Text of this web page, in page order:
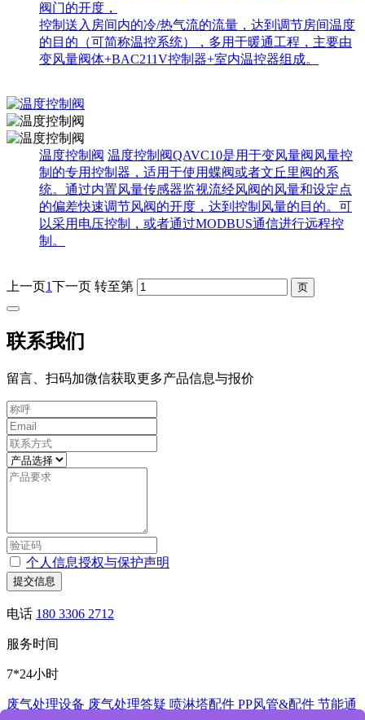
阀门的开度，
控制送入房间内的冷/热气流的流量，达到调节房间温度
的目的（可简称温控系统），多用于暖通工程，主要由
变风量阀体+BAC211V控制器+室内温控器组成。
温度控制阀 温度控制阀QAVC10是用于变风量阀风量控
制的专用控制器，适用于使用蝶阀或者文丘里阀的系
统。通过内置风量传感器监视流经风阀的风量和设定点
的偏差快速调节风阀的开度，达到控制风量的目的。可
以采用电压控制，或者通过MODBUS通信进行远程控
制。
上一页1下一页 转至第
联系我们
留言、扫码加微信获取更多产品信息与报价
个人信息授权与保护声明
提交信息
电话 180 3306 2712
服务时间
7*24小时
废气处理设备 废气处理答疑 喷淋塔配件 PP风管&配件 节能通